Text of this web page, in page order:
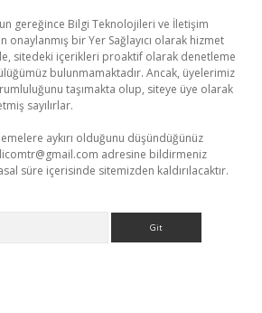
gereğince Bilgi Teknolojileri ve İletişim
onaylanmış bir Yer Sağlayıcı olarak hizmet
sitedeki içerikleri proaktif olarak denetleme
bulunmamaktadır. Ancak, üyelerimiz
taşımakta olup, siteye üye olarak
sayılırlar.
aykırı olduğunu düşündüğünüz
adresine bildirmeniz
süre içerisinde sitemizden kaldırılacaktır.